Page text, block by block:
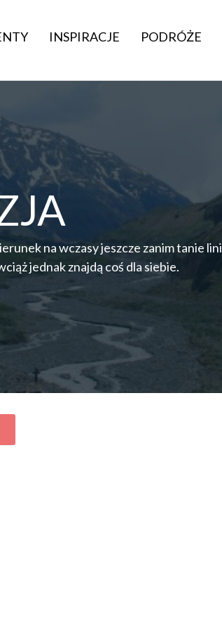
INSPIRACJE PODRÓŻE
na wczasy jeszcze zanim tanie
jednak znajdą coś dla siebie.